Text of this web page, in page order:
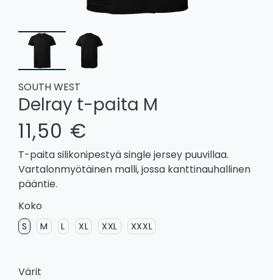
SOUTH WEST
Delray t-paita M
11,50 €
T-paita silikonipestyä single jersey puuvillaa.
Vartalonmyötäinen malli, jossa kanttinauhallinen
pääntie.
Koko
S M L XL XXL XXXL
Värit